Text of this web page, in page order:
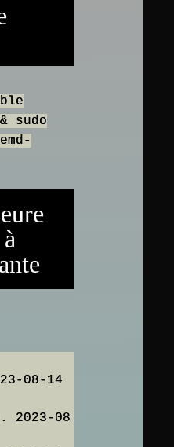
sudo
08-14
2023-08